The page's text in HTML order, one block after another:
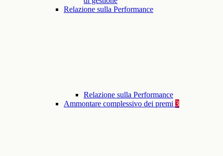
Relazione sulla Performance
Relazione sulla Performance
Ammontare complessivo dei premi 3